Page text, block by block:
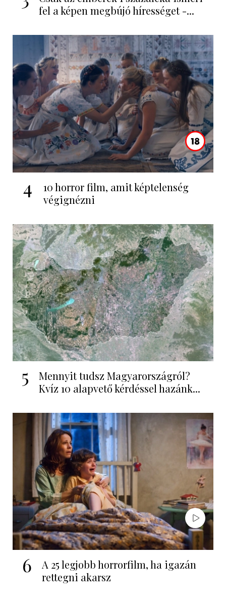
fel a képen megbújó hírességet -...
4
10 horror film, amit képtelenség
végignézni
5
Mennyit tudsz Magyarországról?
Kvíz 10 alapvető kérdéssel hazánk...
6
A 25 legjobb horrorfilm, ha igazán
rettegni akarsz